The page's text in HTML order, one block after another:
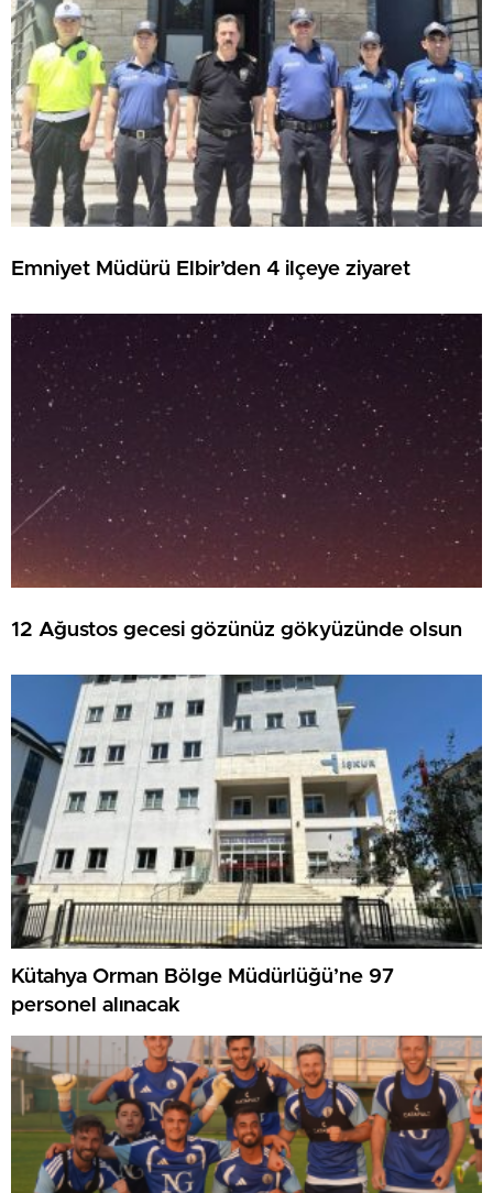
Emniyet Müdürü Elbir’den 4 ilçeye ziyaret
12 Ağustos gecesi gözünüz gökyüzünde olsun
Kütahya Orman Bölge Müdürlüğü’ne 97
personel alınacak